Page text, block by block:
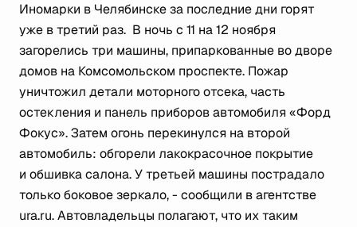
Иномарки в Челябинске за последние дни горят
уже в третий раз. В ночь с 11 на 12 ноября
загорелись три машины, припаркованные во дворе
домов на Комсомольском проспекте. Пожар
уничтожил детали моторного отсека, часть
остекления и панель приборов автомобиля «Форд
Фокус». Затем огонь перекинулся на второй
автомобиль: обгорели лакокрасочное покрытие
и обшивка салона. У третьей машины пострадало
только боковое зеркало, - сообщили в агентстве
ura.ru. Автовладельцы полагают, что их таким